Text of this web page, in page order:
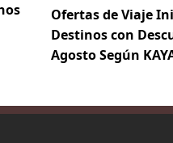
Ofertas de Viaje
Destinos con
Agosto Según